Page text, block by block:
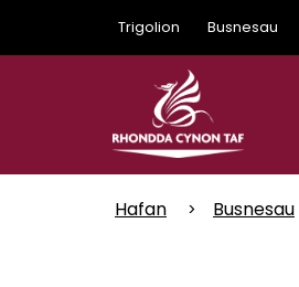
main
Trigolion Busnesau
Hafan Busnesau